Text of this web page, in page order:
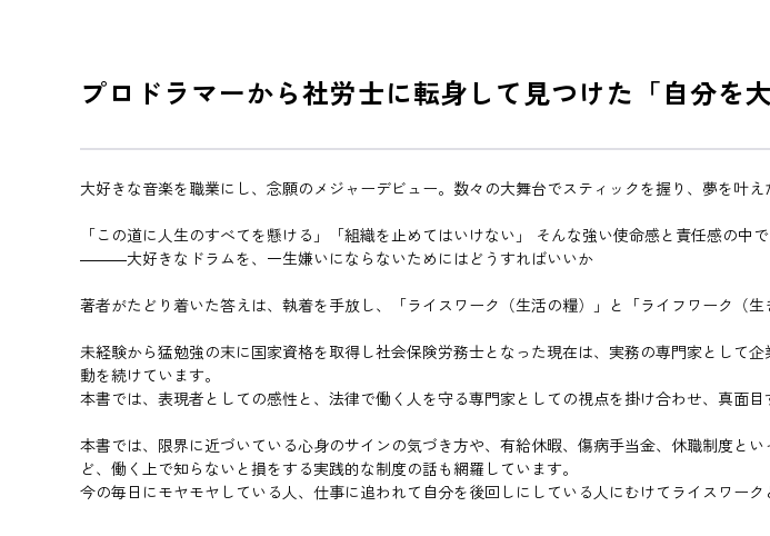
プロドラマーから社労士に転身して見つけた「自分を
大好きな音楽を職業にし、念願のメジャーデビュー。数々の大舞台でスティックを握り、夢を叶え
「この道に人生のすべてを懸ける」「組織を止めてはいけない」 そんな強い使命感と責任感の中
―――大好きなドラムを、一生嫌いにならないためにはどうすればいいか
著者がたどり着いた答えは、執着を手放し、「ライスワーク（生活の糧）」と「ライフワーク（
未経験から猛勉強の末に国家資格を取得し社会保険労務士となった現在は、実務の専門家として
動を続けています。
本書では、表現者としての感性と、法律で働く人を守る専門家としての視点を掛け合わせ、真面
本書では、限界に近づいている心身のサインの気づき方や、有給休暇、傷病手当金、休職制度と
ど、働く上で知らないと損をする実践的な制度の話も網羅しています。
今の毎日にモヤモヤしている人、仕事に追われて自分を後回しにしている人にむけてライスワー